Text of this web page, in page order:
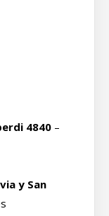
4840 –
y San